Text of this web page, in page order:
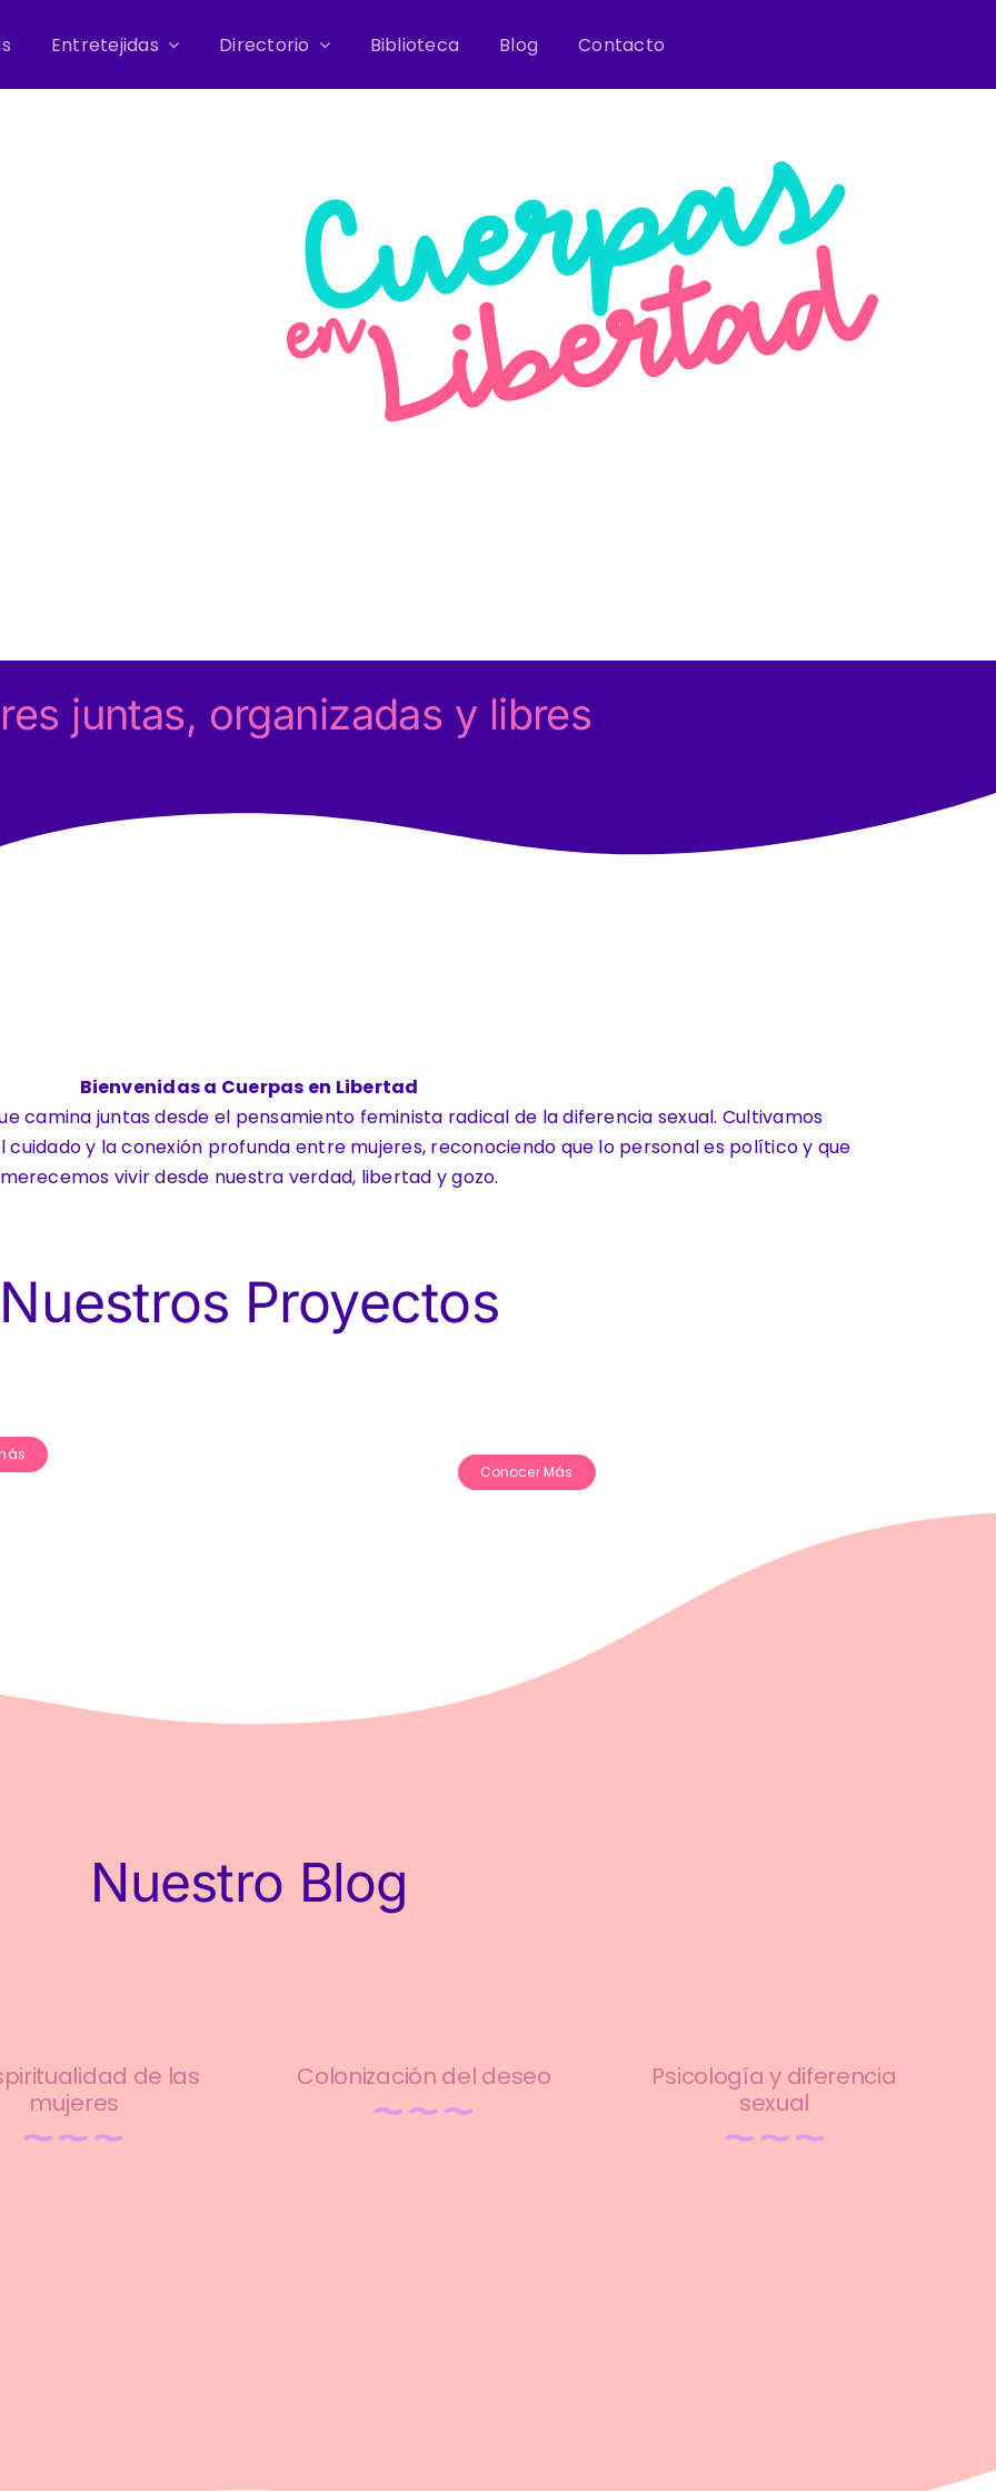
Entretejidas Directorio Biblioteca Blog Contacto
juntas, organizadas y libres
Bienvenidasa Cuerpas en Libertad
camina juntas desde el pensamiento feminista radical de la diferencia sexual. Cultivamos
cuidado y la conexión profunda entre mujeres, reconociendo que lo personal es político y que
merecemos vivir desde nuestra verdad, libertad y gozo.
Nuestros Proyectos
Conocer Más
Nuestro Blog
de las
mujeres
Colonización del deseo
Psicología y diferencia
sexual